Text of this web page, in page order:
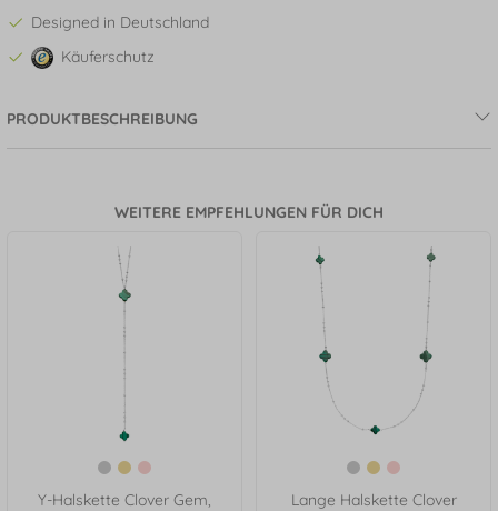
Designed in Deutschland
Käuferschutz
PRODUKTBESCHREIBUNG
WEITERE EMPFEHLUNGEN FÜR DICH
Y-Halskette Clover Gem,
Lange Halskette Clover